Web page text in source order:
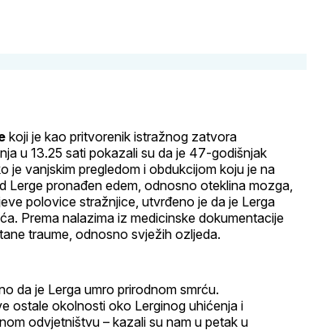
koji je kao pritvorenik istražnog zatvora
u 13.25 sati pokazali su da je 47-godišnjak
je vanjskim pregledom i obdukcijom koju je na
Lerge pronađen edem, odnosno oteklina mozga,
polovice stražnjice, utvrđeno je da je Lerga
Prema nalazima iz medicinske dokumentacije
traume, odnosno svježih ozljeda.
da je Lerga umro prirodnom smrću.
ostale okolnosti oko Lerginog uhićenja i
odvjetništvu – kazali su nam u petak u